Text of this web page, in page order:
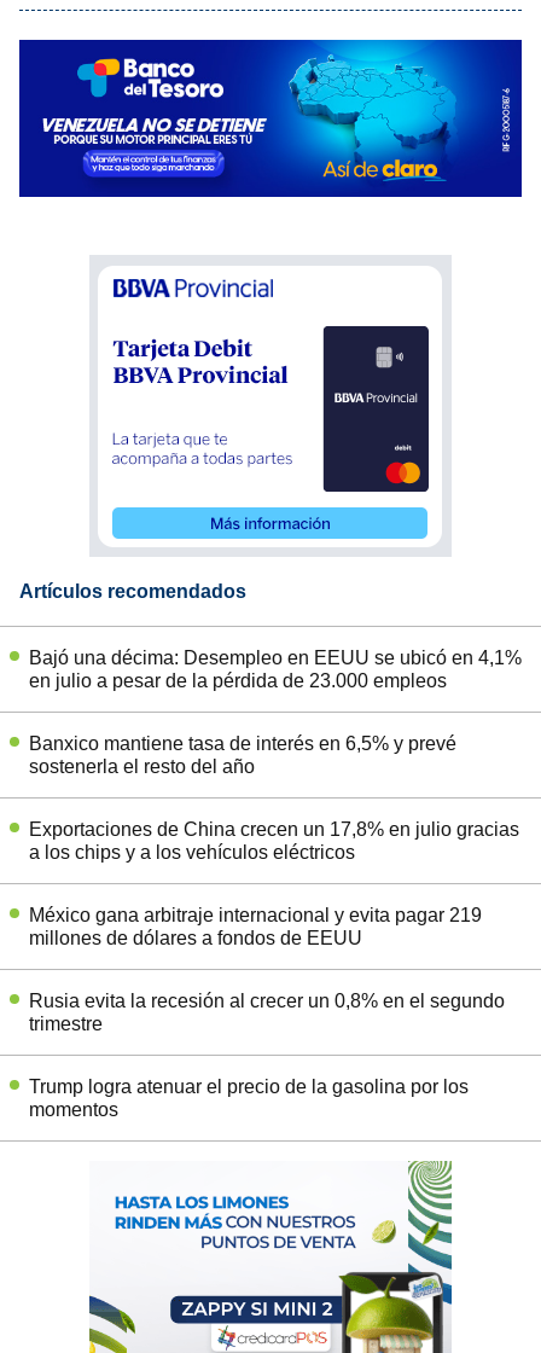
Artículos recomendados
Bajó una décima: Desempleo en EEUU se ubicó en 4,1%
en julio a pesar de la pérdida de 23.000 empleos
Banxico mantiene tasa de interés en 6,5% y prevé
sostenerla el resto del año
Exportaciones de China crecen un 17,8% en julio gracias
a los chips y a los vehículos eléctricos
México gana arbitraje internacional y evita pagar 219
millones de dólares a fondos de EEUU
Rusia evita la recesión al crecer un 0,8% en el segundo
trimestre
Trump logra atenuar el precio de la gasolina por los
momentos